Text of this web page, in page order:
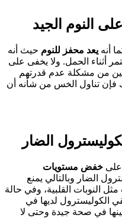
أنه يعد محفز للنوم حيث أنه
أثناء الحمل. ولا يخفى على
من مشكلة عدم قدرتهم
فإن تناول الخس من شأنه أن
خفض مستويات
الضار وبالتالي يمنع
النوبات القلبية، وفي حالة
الكوليسترول لديها في
في صحة جيدة وحتى لا